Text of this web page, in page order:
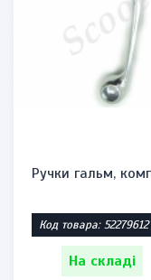
Ручки гальм,
Код товара: 52279612
На складі